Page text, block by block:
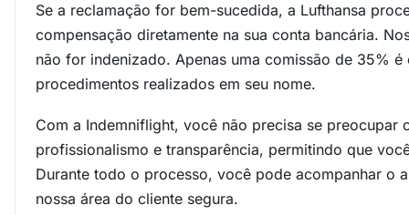
Se a reclamação for bem-sucedida, a Lufthansa
compensação diretamente na sua conta bancária.
não for indenizado. Apenas uma comissão de 35%
procedimentos realizados em seu nome.
Com a Indemniflight, você não precisa se preocupar
profissionalismo e transparência, permitindo que
Durante todo o processo, você pode acompanhar o
nossa área do cliente segura.